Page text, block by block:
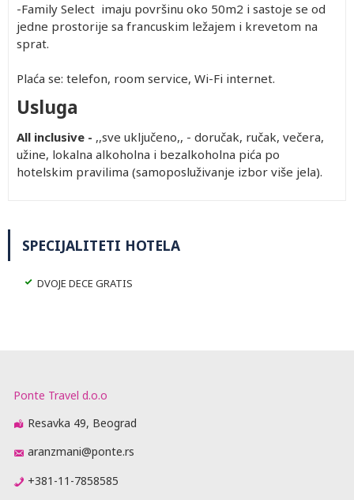
-Family Select imaju površinu oko 50m2 i sastoje se od
jedne prostorije sa francuskim ležajem i krevetom na
sprat.
Plaća se: telefon, room service, Wi-Fi internet.
Usluga
All inclusive - ,,sve uključeno,, - doručak, ručak, večera,
užine, lokalna alkoholna i bezalkoholna pića po
hotelskim pravilima (samoposluživanje izbor više jela).
SPECIJALITETI HOTELA
DVOJE DECE GRATIS
Ponte Travel d.o.o
Resavka 49, Beograd
aranzmani@ponte.rs
+381-11-7858585